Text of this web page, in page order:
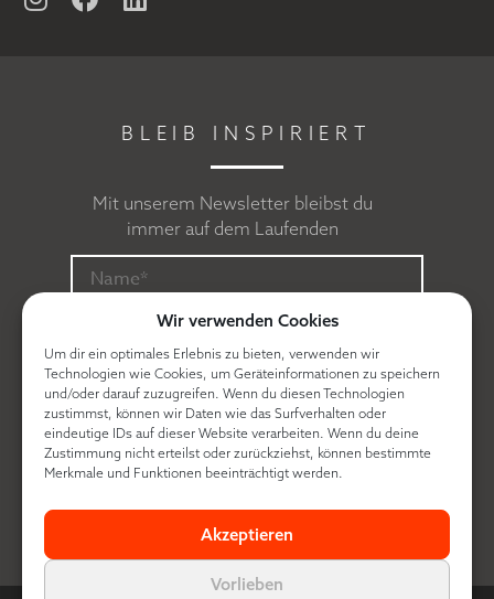
Wir verwenden Cookies
Um dir ein optimales Erlebnis zu bieten, verwenden wir
Technologien wie Cookies, um Geräteinformationen zu speichern
und/oder darauf zuzugreifen. Wenn du diesen Technologien
zustimmst, können wir Daten wie das Surfverhalten oder
eindeutige IDs auf dieser Website verarbeiten. Wenn du deine
Zustimmung nicht erteilst oder zurückziehst, können bestimmte
Merkmale und Funktionen beeinträchtigt werden.
Akzeptieren
Vorlieben
BLEIB INSPIRIERT
Mit unserem Newsletter bleibst du
immer auf dem Laufenden
Ich erkläre mich mit derDatenschutzerklärung